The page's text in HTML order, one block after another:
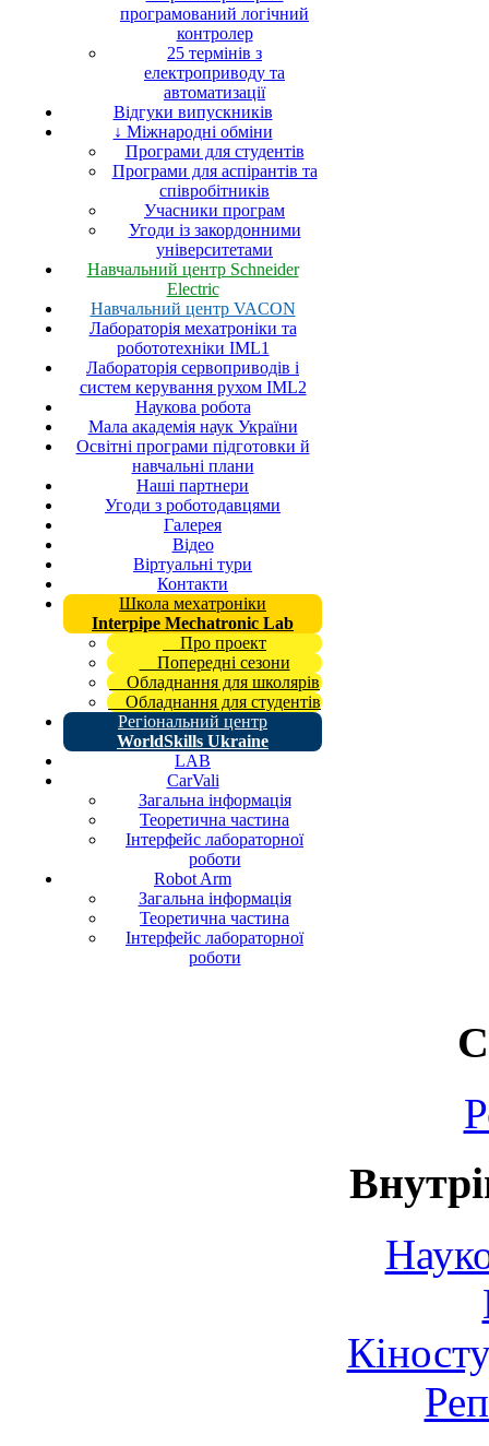
програмований логічний
контролер
25 термінів з
електроприводу та
автоматизації
Відгуки випускників
↓ Міжнародні обміни
Програми для студентів
Програми для аспірантів та
співробітників
Учасники програм
Угоди із закордонними
університетами
Навчальний центр Schneider
Electric
Навчальний центр VACON
Лабораторія мехатроніки та
робототехніки IML1
Лабораторія сервоприводів і
систем керування рухом IML2
Наукова робота
Мала академія наук України
Освітні програми підготовки й
навчальні плани
Наші партнери
Угоди з роботодавцями
Галерея
Відео
Віртуальні тури
Контакти
Школа мехатроніки
Interpipe Mechatronic Lab
Про проект
Попередні сезони
Обладнання для школярів
Обладнання для студентів
Регіональний центр
WorldSkills Ukraine
LAB
CarVali
Загальна інформація
Теоретична частина
Інтерфейс лабораторної
роботи
Robot Arm
Загальна інформація
Теоретична частина
Інтерфейс лабораторної
роботи